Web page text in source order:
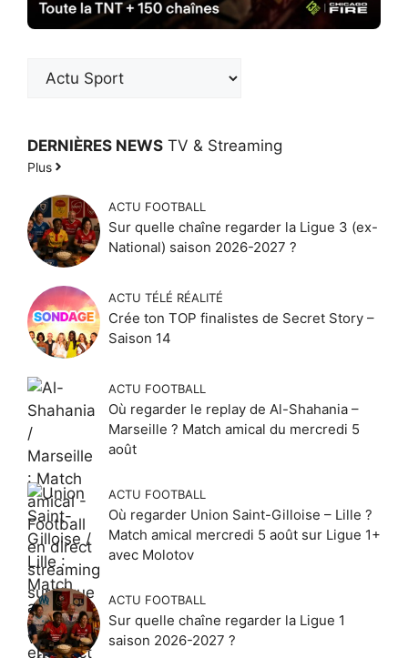
DERNIÈRES NEWS TV & Streaming
Plus
ACTU FOOTBALL
Sur quelle chaîne regarder la Ligue 3 (ex-
National) saison 2026-2027 ?
ACTU TÉLÉ RÉALITÉ
Crée ton TOP finalistes de Secret Story –
Saison 14
ACTU FOOTBALL
Où regarder le replay de Al-Shahania –
Marseille ? Match amical du mercredi 5
août
ACTU FOOTBALL
Où regarder Union Saint-Gilloise – Lille ?
Match amical mercredi 5 août sur Ligue 1+
avec Molotov
ACTU FOOTBALL
Sur quelle chaîne regarder la Ligue 1
saison 2026-2027 ?